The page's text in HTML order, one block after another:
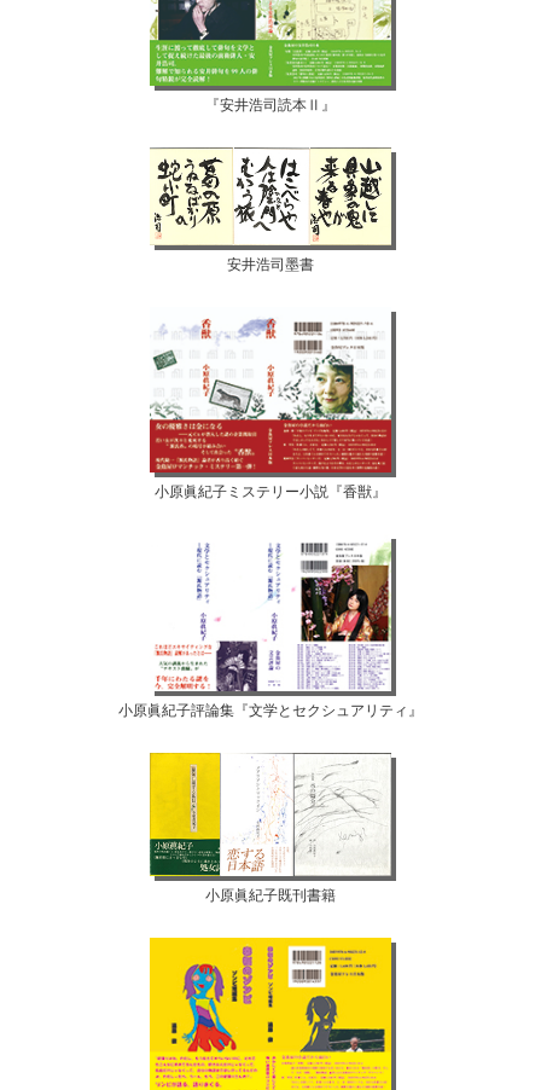
『安井浩司読本Ⅱ』
安井浩司墨書
小原眞紀子ミステリー小説『香獣』
小原眞紀子評論集『文学とセクシュアリティ』
小原眞紀子既刊書籍